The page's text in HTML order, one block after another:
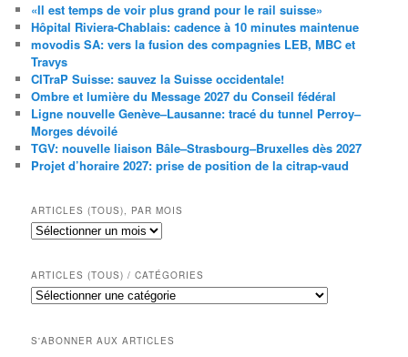
«Il est temps de voir plus grand pour le rail suisse»
Hôpital Riviera-Chablais: cadence à 10 minutes maintenue
movodis SA: vers la fusion des compagnies LEB, MBC et
Travys
CITraP Suisse: sauvez la Suisse occidentale!
Ombre et lumière du Message 2027 du Conseil fédéral
Ligne nouvelle Genève–Lausanne: tracé du tunnel Perroy–
Morges dévoilé
TGV: nouvelle liaison Bâle–Strasbourg–Bruxelles dès 2027
Projet d’horaire 2027: prise de position de la citrap-vaud
ARTICLES (TOUS), PAR MOIS
Articles
(tous),
mois
ARTICLES (TOUS) / CATÉGORIES
Articles
(tous)
catégories
S'ABONNER AUX ARTICLES